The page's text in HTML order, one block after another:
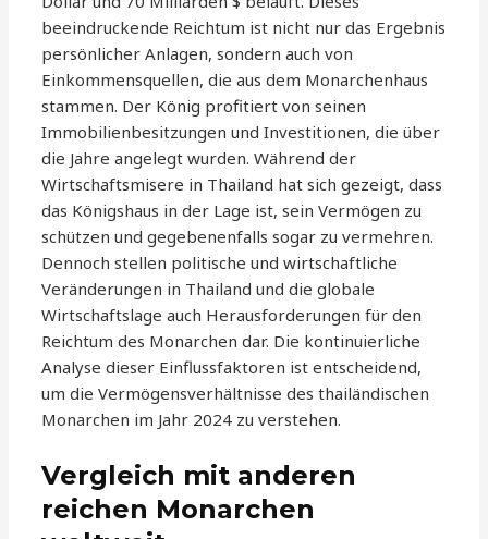
beeindruckende Reichtum ist nicht nur das Ergebnis
persönlicher Anlagen, sondern auch von
Einkommensquellen, die aus dem Monarchenhaus
stammen. Der König profitiert von seinen
Immobilienbesitzungen und Investitionen, die über
die Jahre angelegt wurden. Während der
Wirtschaftsmisere in Thailand hat sich gezeigt, dass
das Königshaus in der Lage ist, sein Vermögen zu
schützen und gegebenenfalls sogar zu vermehren.
Dennoch stellen politische und wirtschaftliche
Veränderungen in Thailand und die globale
Wirtschaftslage auch Herausforderungen für den
Reichtum des Monarchen dar. Die kontinuierliche
Analyse dieser Einflussfaktoren ist entscheidend,
um die Vermögensverhältnisse des thailändischen
Monarchen im Jahr 2024 zu verstehen.
Vergleich mit anderen
reichen Monarchen